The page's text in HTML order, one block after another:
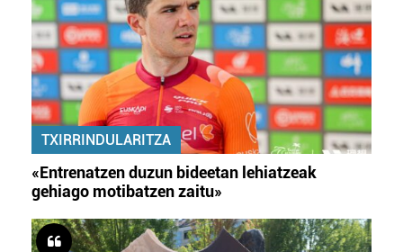
TXIRRINDULARITZA
«Entrenatzen duzun bideetan lehiatzeak
gehiago motibatzen zaitu»